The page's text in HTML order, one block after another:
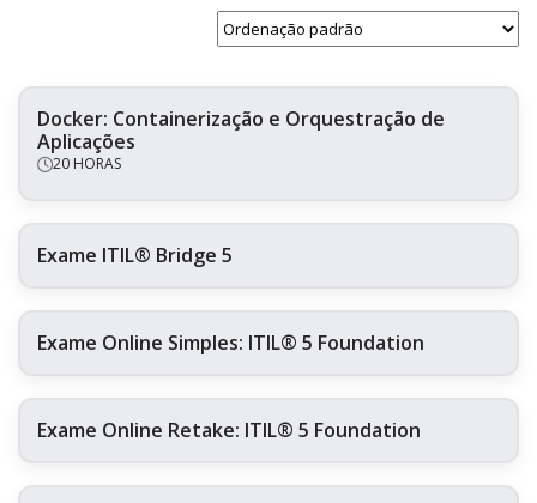
Docker: Containerização e Orquestração de
Aplicações
20 HORAS
Exame ITIL® Bridge 5
Exame Online Simples: ITIL® 5 Foundation
Exame Online Retake: ITIL® 5 Foundation